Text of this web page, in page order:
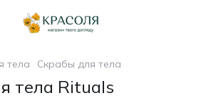
тела Скрабы для тела
тела Rituals